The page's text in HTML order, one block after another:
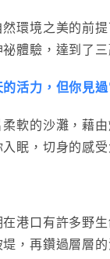
環境之美的前
體驗，達到了三
活力，但你見
軟的沙灘，藉
眠，切身的感
港口有許多野
，再鑽過層層